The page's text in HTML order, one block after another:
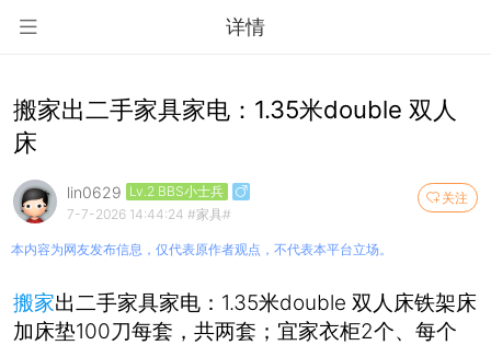
详情
搬家出二手家具家电：1.35米double 双人
床
关注
lin0629 Lv.2 BBS小士兵
7-7-2026 14:44:24 #家具#
本内容为网友发布信息，仅代表原作者观点，不代表本平台立场。
搬家出二手家具家电：1.35米double 双人床铁架床
加床垫100刀每套，共两套；宜家衣柜2个、每个